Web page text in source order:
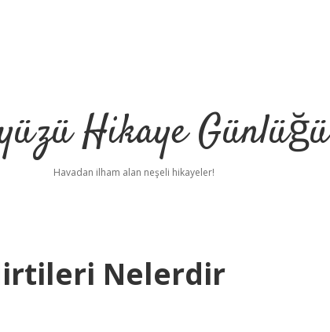
Hikaye Günlüğü
Havadan ilham alan neşeli hikayeler!
Nelerdir